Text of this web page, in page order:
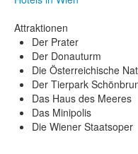
Attraktionen
Der Prater
Der Donauturm
Die Österreichische
Der Tierpark
Das Haus des Meeres
Das Minipolis
Die Wiener Staatsoper